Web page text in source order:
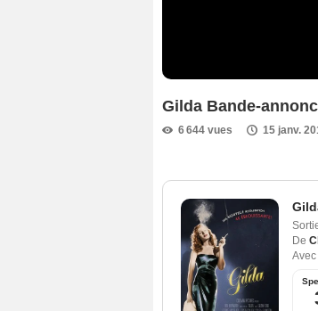
Gilda Bande-
6 644 vues 15 janv.
De
Avec